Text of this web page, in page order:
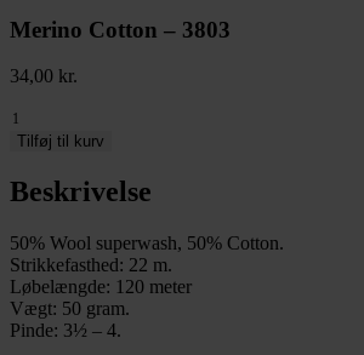
Merino Cotton – 3803
34,00 kr.
Merino
Cotton
3803
antal
Tilføj til kurv
Beskrivelse
50% Wool superwash, 50% Cotton.
Strikkefasthed: 22 m.
Løbelængde: 120 meter
Vægt: 50 gram.
Pinde: 3½ – 4.